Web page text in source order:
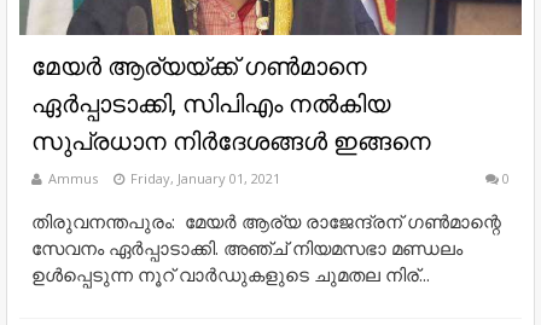
മേയര്‍ ആര്യയ‌്ക്ക് ഗണ്‍മാനെ
ഏര്‍പ്പാടാക്കി, സിപിഎം നല്‍കിയ
സുപ്രധാന നിര്‍ദേശങ്ങള്‍ ഇങ്ങനെ
Ammus Friday, January 01, 2021 0
തിരുവനന്തപുരം: മേയര്‍ ആര്യ രാജേന്ദ്രന് ഗണ്‍മാന്റെ
സേവനം ഏര്‍പ്പാടാക്കി. അഞ്ച് നിയമസഭാ മണ്ഡലം
ഉള്‍പ്പെടുന്ന നൂറ് വാര്‍ഡുകളുടെ ചുമതല നിര്...